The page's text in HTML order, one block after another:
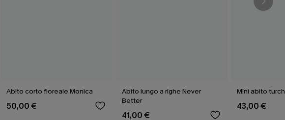
Abito corto floreale Monica
50,00 €
Abito lungo a righe Never
Better
41,00 €
Mini abito
43,00 €